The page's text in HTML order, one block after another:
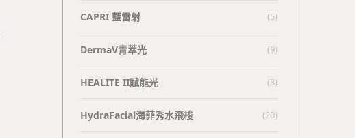
CAPRI 藍雷射 (5)
DermaV青萃光 (9)
HEALITE II賦能光 (3)
HydraFacial海菲秀水飛梭 (20)